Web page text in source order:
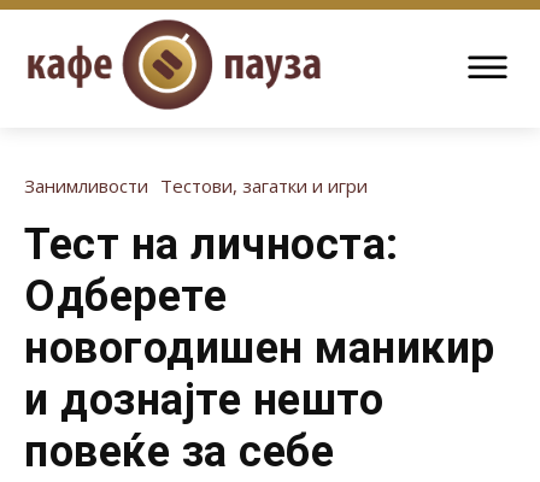
Занимливости Тестови, загатки и игри
Тест на личноста:
Одберете
новогодишен маникир
и дознајте нешто
повеќе за себе